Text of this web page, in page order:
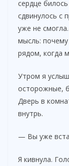
сердце
сдвинулось с
уже не
мысль:
рядом, когда
Утром я
осторожные,
Дверь в
внутрь.
— Вы уже
Я кивнула.